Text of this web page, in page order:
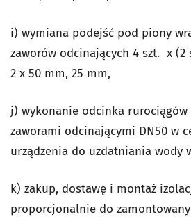
i) wymiana podejść pod piony
zaworów odcinających 4 szt. x (2
2 x 50 mm, 25 mm,
j) wykonanie odcinka rurociągów
zaworami odcinającymi DN50 w
urządzenia do uzdatniania wody
k) zakup, dostawę i montaż
proporcjonalnie do